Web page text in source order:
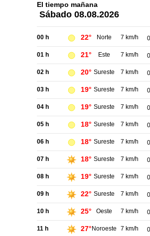
El tiempo mañana
Sábado 08.08.2026
00 h 22° Norte 7 km/h
01 h 21° Este 7 km/h
02 h 20° Sureste 7 km/h
03 h 19° Sureste 7 km/h
04 h 19° Sureste 7 km/h
05 h 18° Sureste 7 km/h
06 h 18° Sureste 7 km/h
07 h 18° Sureste 7 km/h
08 h 19° Sureste 7 km/h
09 h 22° Sureste 7 km/h
10 h 25° Oeste 7 km/h
11 h 27° Noroeste 7 km/h